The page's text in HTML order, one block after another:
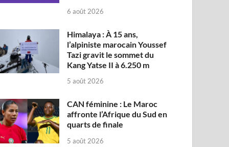
6 août 2026
Himalaya : À 15 ans,
l’alpiniste marocain Youssef
Tazi gravit le sommet du
Kang Yatse II à 6.250 m
5 août 2026
CAN féminine : Le Maroc
affronte l’Afrique du Sud en
quarts de finale
5 août 2026